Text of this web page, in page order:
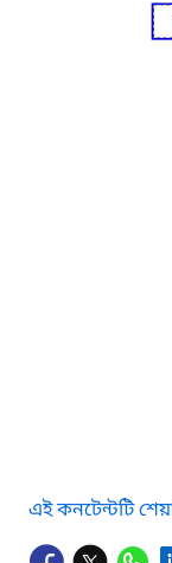
এই কনটেন্টটি